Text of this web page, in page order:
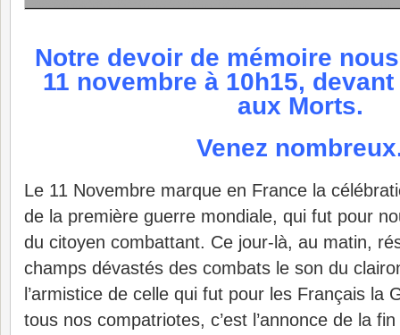
Notre devoir de mémoire
11 novembre à 10h15,
aux Morts.
Venez
Le 11 Novembre marque en France la
de la première guerre mondiale, qui fut pour
du citoyen combattant. Ce jour-là, au matin,
champs dévastés des combats le son du
l’armistice de celle qui fut pour les Français la
tous nos compatriotes, c’est l’annonce de la